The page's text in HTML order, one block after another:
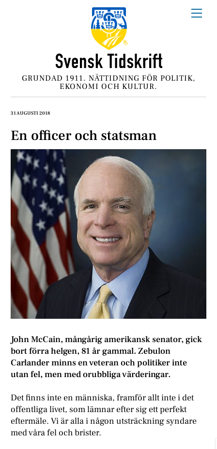
GRUNDAD 1911. NÄTTIDNING FÖR POLITIK,
EKONOMI OCH KULTUR.
31 AUGUSTI 2018
En officer och statsman
John McCain, mångårig amerikansk senator, gick
bort förra helgen, 81 år gammal. Zebulon
Carlander minns en veteran och politiker inte
utan fel, men med orubbliga värderingar.
Det finns inte en människa, framför allt inte i det
offentliga livet, som lämnar efter sig ett perfekt
eftermäle. Vi är alla i någon utsträckning syndare
med våra fel och brister.